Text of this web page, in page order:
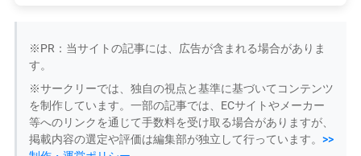
※PR：当サイトの記事には、広告が含まれる場合がありま
す。
※サークリーでは、独自の視点と基準に基づいてコンテンツ
を制作しています。一部の記事では、ECサイトやメーカー
等へのリンクを通じて手数料を受け取る場合がありますが、
掲載内容の選定や評価は編集部が独立して行っています。>>